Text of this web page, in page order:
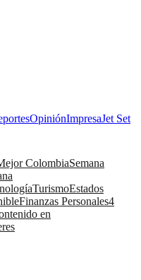
OpiniónImpresaJet Set
ColombiaSemana
TurismoEstados
Finanzas Personales4
en